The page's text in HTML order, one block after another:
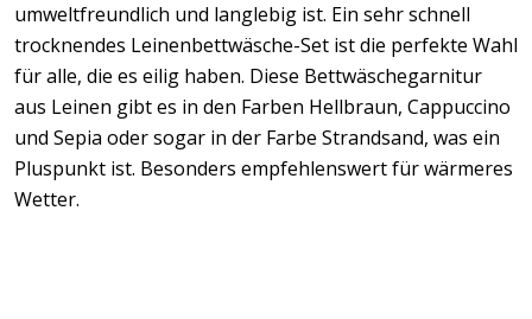
umweltfreundlich und langlebig ist. Ein sehr schnell
trocknendes Leinenbettwäsche-Set ist die perfekte Wahl
für alle, die es eilig haben. Diese Bettwäschegarnitur
aus Leinen gibt es in den Farben Hellbraun, Cappuccino
und Sepia oder sogar in der Farbe Strandsand, was ein
Pluspunkt ist. Besonders empfehlenswert für wärmeres
Wetter.